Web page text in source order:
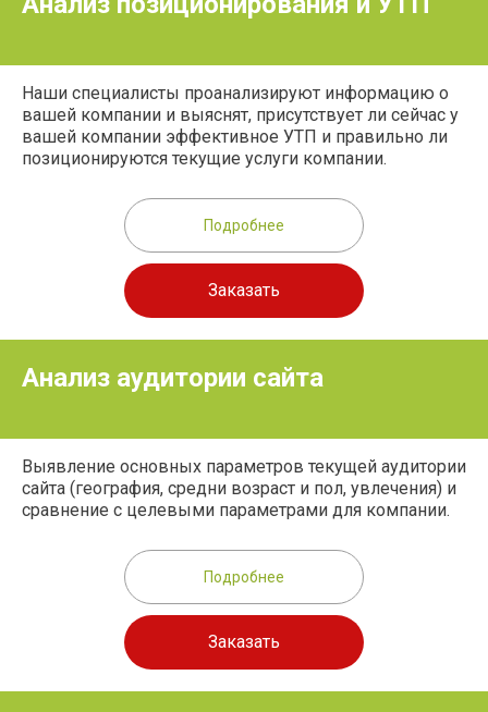
Наши специалисты проанализируют информацию о
вашей компании и выяснят, присутствует ли сейчас у
вашей компании эффективное УТП и правильно ли
позиционируются текущие услуги компании.
Подробнее
Заказать
Анализ аудитории сайта
Выявление основных параметров текущей аудитории
сайта (география, средни возраст и пол, увлечения) и
сравнение с целевыми параметрами для компании.
Подробнее
Заказать